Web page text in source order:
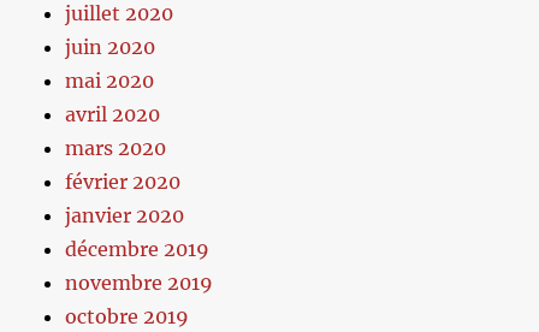
juillet 2020
juin 2020
mai 2020
avril 2020
mars 2020
février 2020
janvier 2020
décembre 2019
novembre 2019
octobre 2019